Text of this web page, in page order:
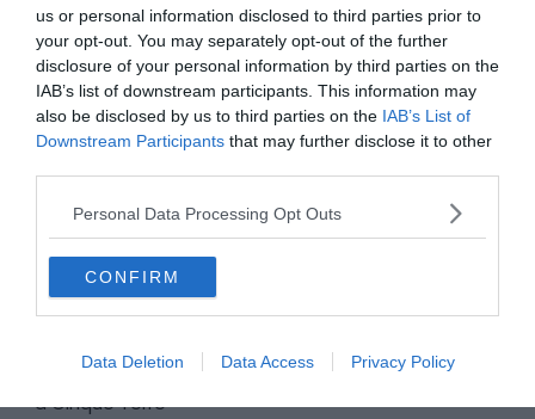
us or personal information disclosed to third parties prior to
your opt-out. You may separately opt-out of the further
disclosure of your personal information by third parties on the
IAB’s list of downstream participants. This information may
also be disclosed by us to third parties on the IAB’s List of
Downstream Participants that may further disclose it to other
Personal Data Processing Opt Outs
CONFIRM
Data Deletion Data Access Privacy Policy
Le 21 novembre 2025
Par Léa Janondy
Locations de vacances
Airbnb Imperia : les meilleures locations à Imperia
Le 2 mai 2025
Airbnb Auxerre : les meilleures locations Airbnb à
Auxerre
Le 2 mai 2025
Par Léa Janondy
Airbnb Cinque Terre : les meilleures locations Airbnb
à Cinque Terre